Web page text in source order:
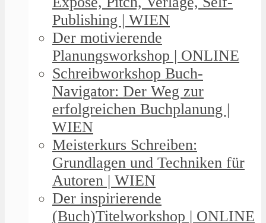
Publishing | WIEN
Der motivierende
Planungsworkshop | ONLINE
Schreibworkshop Buch-
Navigator: Der Weg zur
erfolgreichen Buchplanung |
WIEN
Meisterkurs Schreiben:
Grundlagen und Techniken für
Autoren | WIEN
Der inspirierende
(Buch)Titelworkshop | ONLINE